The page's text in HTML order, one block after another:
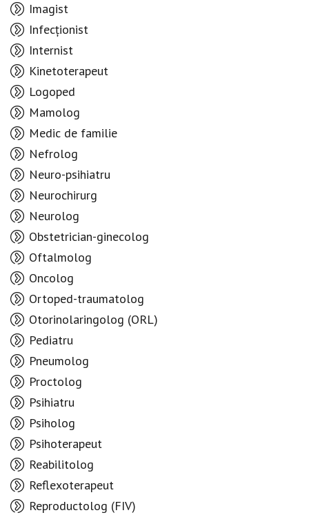
Imagist
Infecționist
Internist
Kinetoterapeut
Logoped
Mamolog
Medic de familie
Nefrolog
Neuro-psihiatru
Neurochirurg
Neurolog
Obstetrician-ginecolog
Oftalmolog
Oncolog
Ortoped-traumatolog
Otorinolaringolog (ORL)
Pediatru
Pneumolog
Proctolog
Psihiatru
Psiholog
Psihoterapeut
Reabilitolog
Reflexoterapeut
Reproductolog (FIV)